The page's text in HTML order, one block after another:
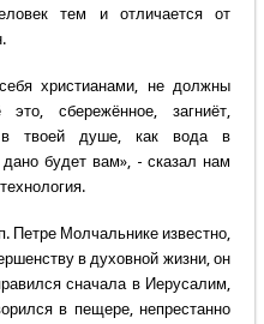
тем и отличается от
христианами, не должны
сбережённое, загниёт,
в твоей душе, как вода в
будет вам», - сказал нам
Петре Молчальнике известно,
в духовной жизни, он
сначала в Иерусалим,
в пещере, непрестанно